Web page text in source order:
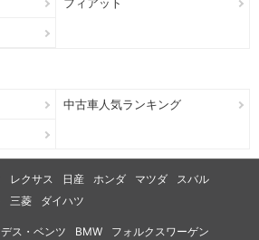
中古車人気ランキング
レクサス 日産 ホンダ マツダ
スバル
三菱 ダイハツ
ス・ベンツ BMW
フォルクスワーゲン